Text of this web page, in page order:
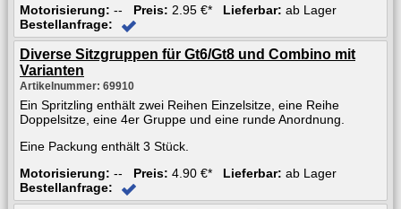
Motorisierung: -- Preis: 2.95 €* Lieferbar: ab Lager
Bestellanfrage:
Diverse Sitzgruppen für Gt6/Gt8 und Combino mit
Varianten
Artikelnummer: 69910
Ein Spritzling enthält zwei Reihen Einzelsitze, eine Reihe
Doppelsitze, eine 4er Gruppe und eine runde Anordnung.
Eine Packung enthält 3 Stück.
Motorisierung: -- Preis: 4.90 €* Lieferbar: ab Lager
Bestellanfrage: